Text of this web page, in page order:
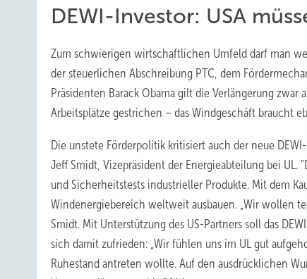
DEWI-Investor: USA
Zum schwierigen wirtschaftlichen Umfeld darf man
der steuerlichen Abschreibung PTC, dem
Präsidenten Barack Obama gilt die Verlängerung
Arbeitsplätze gestrichen – das Windgeschäft braucht
Die unstete Förderpolitik kritisiert auch der neue
Jeff Smidt, Vizepräsident der Energieabteilung bei
und Sicherheitstests industrieller Produkte. Mit dem
Windenergiebereich weltweit ausbauen. „Wir wollen
Smidt. Mit Unterstützung des US-Partners soll das
sich damit zufrieden: „Wir fühlen uns im UL gut
Ruhestand antreten wollte. Auf den ausdrücklichen